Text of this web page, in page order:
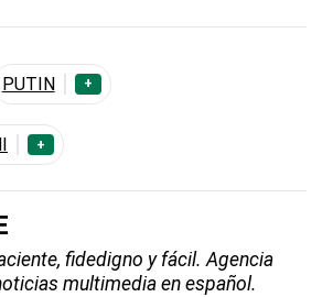
PUTIN +
+
fidedigno y fácil. Agencia
multimedia en español.